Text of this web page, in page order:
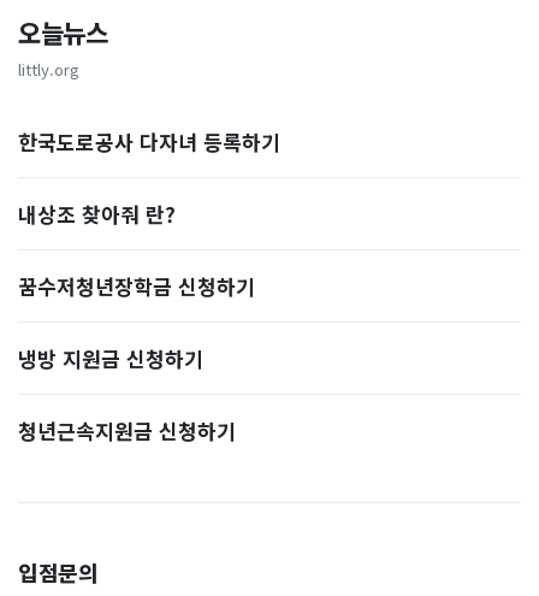
오늘뉴스
littly.org
한국도로공사 다자녀 등록하기
내상조 찾아줘 란?
꿈수저청년장학금 신청하기
냉방 지원금 신청하기
청년근속지원금 신청하기
입점문의